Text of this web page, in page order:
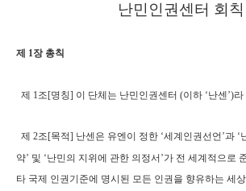
난민인권센터 회칙
제 1장 총칙
제 1조[명칭] 이 단체는 난민인권센터 (이하 ‘난센’)라
제 2조[목적] 난센은 유엔이 정한 ‘세계인권선언’과 ‘
약’ 및 ‘난민의 지위에 관한 의정서’가 전 세계적으로
타 국제 인권기준에 명시된 모든 인권을 향유하는 세